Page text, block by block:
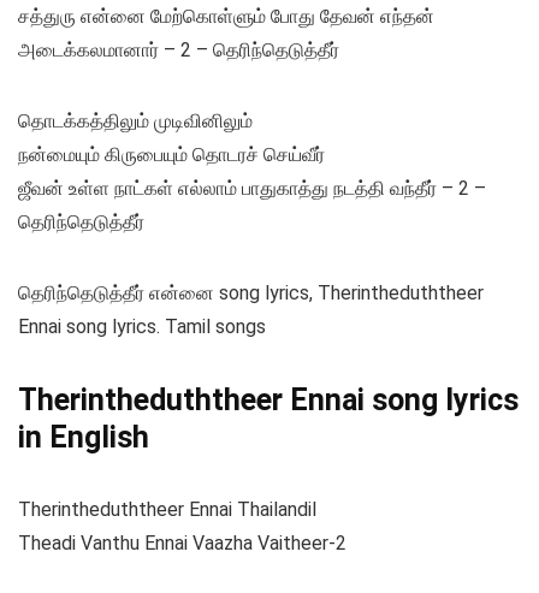
சத்துரு என்னை மேற்கொள்ளும் போது தேவன் எந்தன்
அடைக்கலமானார் – 2 – தெரிந்தெடுத்தீர்
தொடக்கத்திலும் முடிவினிலும்
நன்மையும் கிருபையும் தொடரச் செய்வீர்
ஜீவன் உள்ள நாட்கள் எல்லாம் பாதுகாத்து நடத்தி வந்தீர் – 2 –
தெரிந்தெடுத்தீர்
தெரிந்தெடுத்தீர் என்னை song lyrics, Therintheduththeer
Ennai song lyrics. Tamil songs
Therintheduththeer Ennai song lyrics
in English
Therintheduththeer Ennai Thailandil
Theadi Vanthu Ennai Vaazha Vaitheer-2